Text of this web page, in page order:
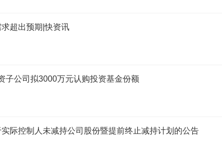
超出预期|快资讯
子公司拟3000万元认购投资基金份额
际控制人未减持公司股份暨提前终止减持计划的公告